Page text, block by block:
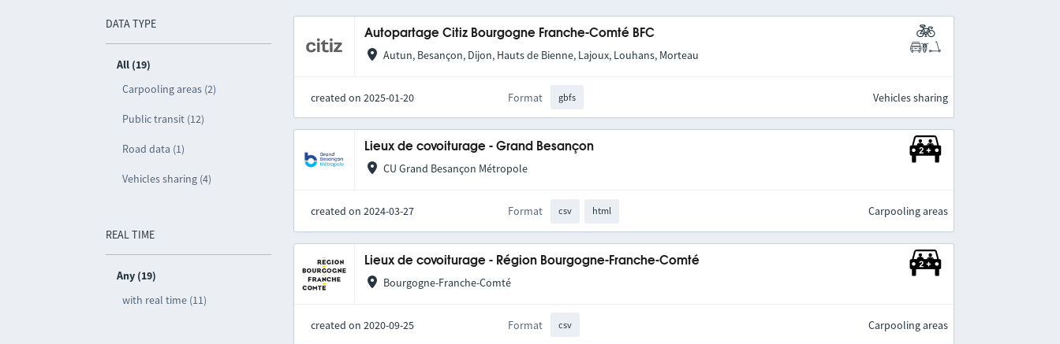
DATA TYPE
All (19)
Carpooling areas (2)
Public transit (12)
Road data (1)
Vehicles sharing (4)
REAL TIME
Any (19)
with real time (11)
Autopartage Citiz Bourgogne Franche-Comté BFC
Autun, Besançon, Dijon, Hauts de Bienne, Lajoux, Louhans, Morteau
created on 2025-01-20 Format gbfs Vehicles sharing
Lieux de covoiturage - Grand Besançon
CU Grand Besançon Métropole
created on 2024-03-27 Format csv html Carpooling areas
Lieux de covoiturage - Région Bourgogne-Franche-Comté
Bourgogne-Franche-Comté
created on 2020-09-25 Format csv Carpooling areas